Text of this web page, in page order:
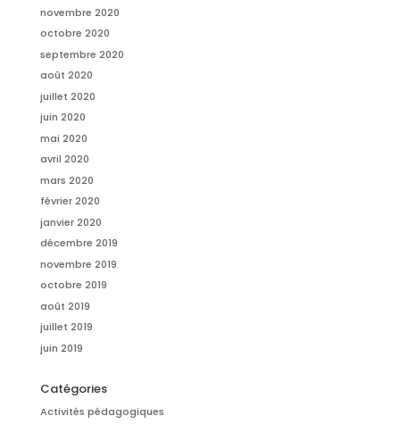
novembre 2020
octobre 2020
septembre 2020
août 2020
juillet 2020
juin 2020
mai 2020
avril 2020
mars 2020
février 2020
janvier 2020
décembre 2019
novembre 2019
octobre 2019
août 2019
juillet 2019
juin 2019
Catégories
Activités pédagogiques